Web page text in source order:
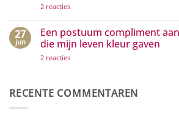
golven
in
beweging
zetten
2 reactiesop
van
rouwen
is
iedereen
moed
27
jun
Een postuum compliment
die mijn leven kleur gaven
2 reactiesop
aan
de
RECENTE COMMENTAREN